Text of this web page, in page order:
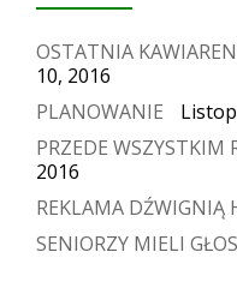
OSTATNIA
10, 2016
PLANOWANIE
PRZEDE WSZYSTKIM
2016
REKLAMA DŹWIGNIĄ
SENIORZY MIELI